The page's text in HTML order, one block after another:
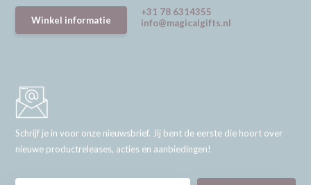
Winkel informatie
+31 78 6314355
info@magicalgifts.nl
Schrijf je in voor onze nieuwsbrief. Jij bent de eerste die hoort over
nieuwe productreleases, acties en aanbiedingen!